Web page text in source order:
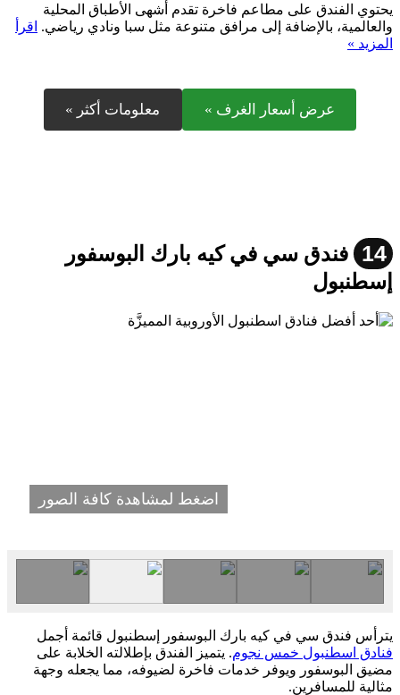
يحتوي الفندق على مطاعم فاخرة تقدم أشهى الأطباق المحلية
والعالمية، بالإضافة إلى مرافق متنوعة مثل سبا ونادي رياضي. اقرأ
المزيد »
عرض أسعار الغرف » معلومات أكثر »
14
فندق سي في كيه بارك البوسفور
إسطنبول
اضغط لمشاهدة كافة الصور
يترأس فندق سي في كيه بارك البوسفور إسطنبول قائمة أجمل
فنادق اسطنبول خمس نجوم. يتميز الفندق بإطلالته الخلابة على
مضيق البوسفور ويوفر خدمات فاخرة لضيوفه، مما يجعله وجهة
مثالية للمسافرين.